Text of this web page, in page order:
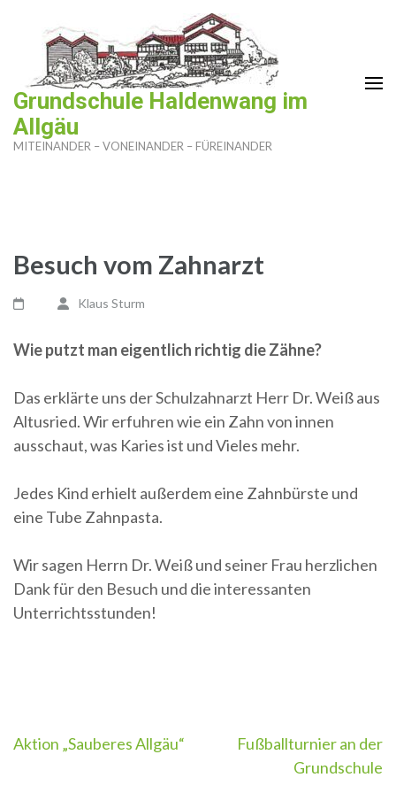
springen
(Enter
drücken)
Grundschule Haldenwang im
Allgäu
MITEINANDER – VONEINANDER – FÜREINANDER
Besuch vom Zahnarzt
Klaus Sturm
Wie putzt man eigentlich richtig die Zähne?
Das erklärte uns der Schulzahnarzt Herr Dr. Weiß aus
Altusried. Wir erfuhren wie ein Zahn von innen
ausschaut, was Karies ist und Vieles mehr.
Jedes Kind erhielt außerdem eine Zahnbürste und
eine Tube Zahnpasta.
Wir sagen Herrn Dr. Weiß und seiner Frau herzlichen
Dank für den Besuch und die interessanten
Unterrichtsstunden!
Beitragsnavigation
Aktion „Sauberes Allgäu“
Fußballturnier an der
Grundschule